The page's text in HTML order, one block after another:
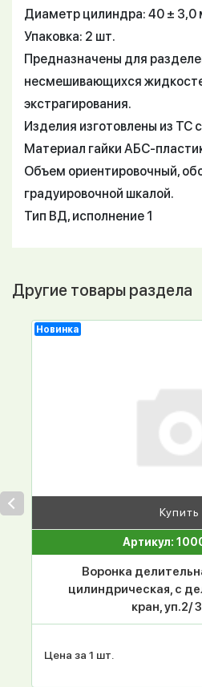
Диаметр цилиндра: 40 ± 3,0
Упаковка: 2 шт.
Предназначены для
несмешивающихся
экстрагирования.
Изделия изготовлены из ТС
Материал гайки АБС-
Объем ориентировочный,
градуировочной шкалой.
Тип ВД, исполнение 1
Другие товары раздела
Новинка
Купить
Артикул:
Воронка
цилиндрическая, с
кран, уп.2/
Цена за 1 шт.